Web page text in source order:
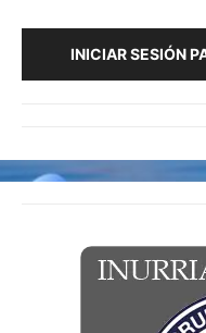
INICIAR SESIÓN